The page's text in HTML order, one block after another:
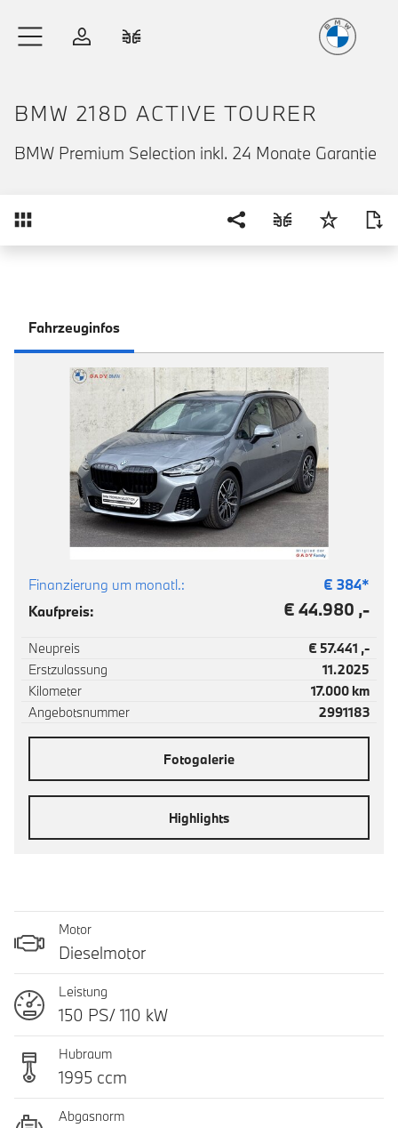
Anmelden
BMW 218D ACTIVE TOURER
BMW Premium Selection inkl. 24 Monate Garantie
Fahrzeuginfos
Finanzierung um monatl.: € 384*
Kaufpreis:
€ 44.980 ,-
Neupreis
€ 57.441 ,-
Erstzulassung
11.2025
Kilometer
17.000 km
Angebotsnummer
2991183
Fotogalerie
Highlights
Motor
Dieselmotor
Leistung
150 PS/ 110 kW
Hubraum
1995 ccm
Abgasnorm